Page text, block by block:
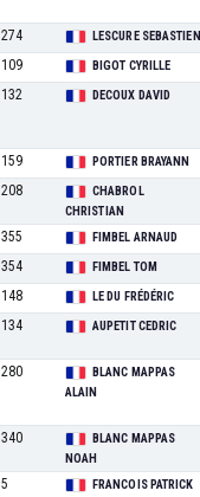
274 LESCURE SEBASTIEN
109 BIGOT CYRILLE
132 DECOUX DAVID
159 PORTIER BRAYANN
208
CHABROL
CHRISTIAN
355 FIMBEL ARNAUD
354 FIMBEL TOM
148 LE DU FRÉDÉRIC
134 AUPETIT CEDRIC
280
BLANC MAPPAS
ALAIN
340
BLANC MAPPAS
NOAH
5 FRANCOIS PATRICK